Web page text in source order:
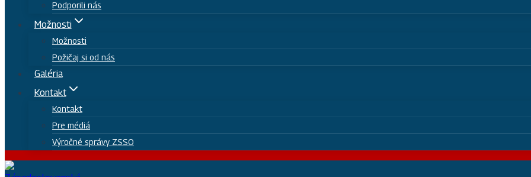
Podporili nás
Možnosti
Možnosti
Požičaj si od nás
Galéria
Kontakt
Kontakt
Pre médiá
Výročné správy ZSSO